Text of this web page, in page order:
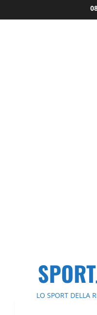
al
LO SPORT DELLA